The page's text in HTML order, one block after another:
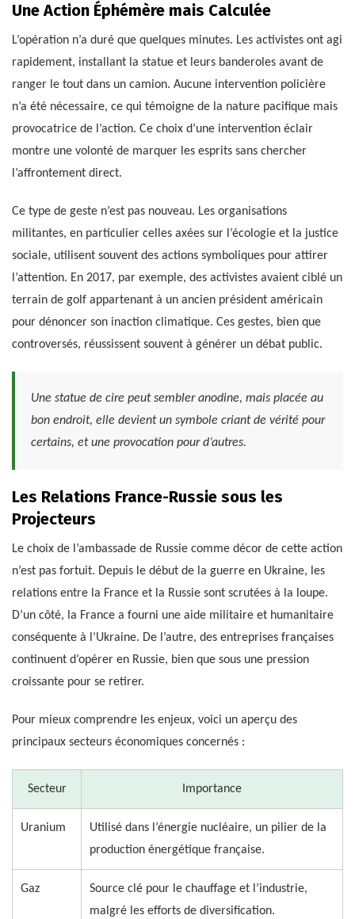
Une Action Éphémère mais Calculée
L’opération n’a duré que quelques minutes. Les activistes ont agi
rapidement, installant la statue et leurs banderoles avant de
ranger le tout dans un camion. Aucune intervention policière
n’a été nécessaire, ce qui témoigne de la nature pacifique mais
provocatrice de l’action. Ce choix d’une intervention éclair
montre une volonté de marquer les esprits sans chercher
l’affrontement direct.
Ce type de geste n’est pas nouveau. Les organisations
militantes, en particulier celles axées sur l’écologie et la justice
sociale, utilisent souvent des actions symboliques pour attirer
l’attention. En 2017, par exemple, des activistes avaient ciblé un
terrain de golf appartenant à un ancien président américain
pour dénoncer son inaction climatique. Ces gestes, bien que
controversés, réussissent souvent à générer un débat public.
Une statue de cire peut sembler anodine, mais placée au
bon endroit, elle devient un symbole criant de vérité pour
certains, et une provocation pour d’autres.
Les Relations France-Russie sous les
Projecteurs
Le choix de l’ambassade de Russie comme décor de cette action
n’est pas fortuit. Depuis le début de la guerre en Ukraine, les
relations entre la France et la Russie sont scrutées à la loupe.
D’un côté, la France a fourni une aide militaire et humanitaire
conséquente à l’Ukraine. De l’autre, des entreprises françaises
continuent d’opérer en Russie, bien que sous une pression
croissante pour se retirer.
Pour mieux comprendre les enjeux, voici un aperçu des
principaux secteurs économiques concernés :
Secteur Importance
Uranium
Utilisé dans l’énergie nucléaire, un pilier de la
production énergétique française.
Gaz
Source clé pour le chauffage et l’industrie,
malgré les efforts de diversification.